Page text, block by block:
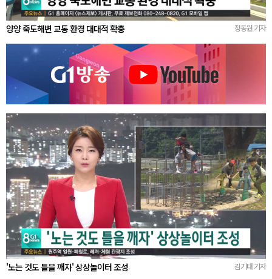
양양 죽도해변 교통 환경 대대적 확충 정동원 기자
'노는 것도 틀을 깨자' 상상놀이터 조성 김기태 기자